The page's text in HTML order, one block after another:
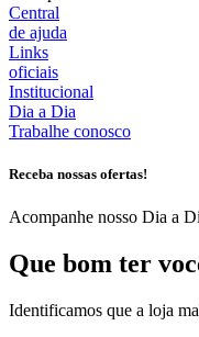
Central
de ajuda
Links
oficiais
Institucional
Dia a Dia
Trabalhe conosco
Receba nossas ofertas!
Acompanhe nosso Dia a
Que bom ter
Identificamos que a loja